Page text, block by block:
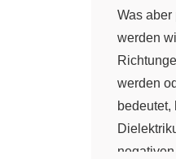
Was
werden
werden